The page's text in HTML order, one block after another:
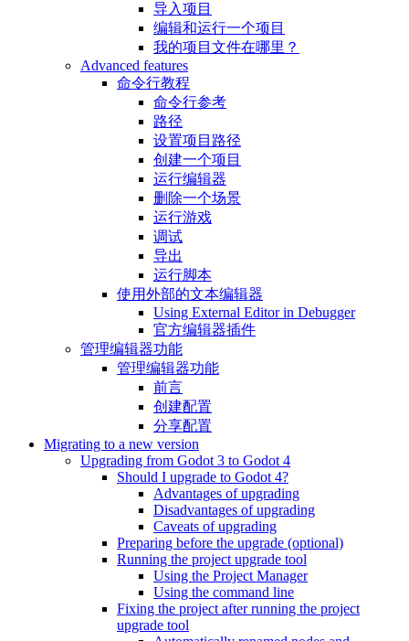
导入项目
编辑和运行一个项目
我的项目文件在哪里？
Advanced features
命令行教程
命令行参考
路径
设置项目路径
创建一个项目
运行编辑器
删除一个场景
运行游戏
调试
导出
运行脚本
使用外部的文本编辑器
Using External Editor in Debugger
官方编辑器插件
管理编辑器功能
管理编辑器功能
前言
创建配置
分享配置
Migrating to a new version
Upgrading from Godot 3 to Godot 4
Should I upgrade to Godot 4?
Advantages of upgrading
Disadvantages of upgrading
Caveats of upgrading
Preparing before the upgrade (optional)
Running the project upgrade tool
Using the Project Manager
Using the command line
Fixing the project after running the project
upgrade tool